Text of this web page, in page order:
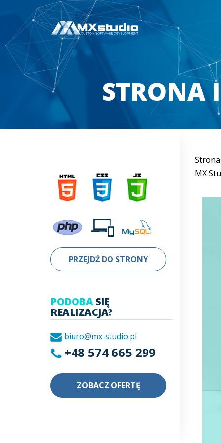
STRONA
MX
PRZEJDŹ DO STRONY
PODOBASIĘ
REALIZACJA?
biuro@mx-studio.pl
+48 574 665 299
ZOBACZ OFERTĘ